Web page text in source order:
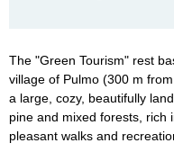
The "Green Tourism" rest
village of Pulmo (300 m
a large, cozy, beautifully
pine and mixed forests, rich
pleasant walks and